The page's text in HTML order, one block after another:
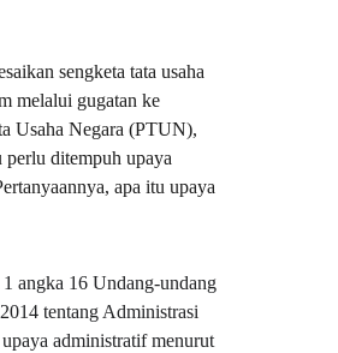
sengketa tata usaha
melalui gugatan ke
Usaha Negara (PTUN),
perlu ditempuh upaya
apa itu upaya
angka 16 Undang-undang
tentang Administrasi
administratif menurut